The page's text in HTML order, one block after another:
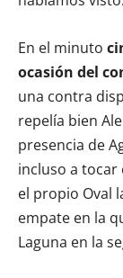
En el minuto
ocasión del
una contra
repelía bien
presencia de
incluso a
el propio Oval
empate en la
Laguna en la